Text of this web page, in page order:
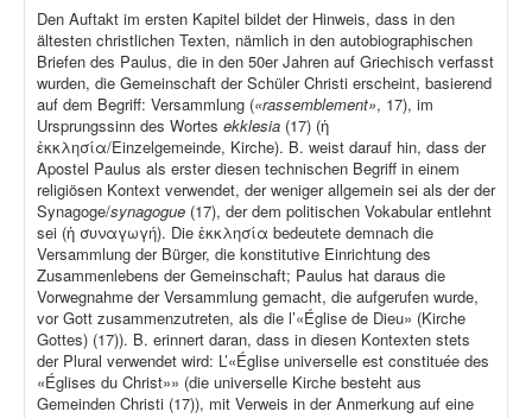
Den Auftakt im ersten Kapitel bildet der Hinweis, dass in den
ältesten christlichen Texten, nämlich in den autobiographischen
Briefen des Paulus, die in den 50er Jahren auf Griechisch verfasst
wurden, die Gemeinschaft der Schüler Christi erscheint, basierend
auf dem Begriff: Versammlung («rassemblement», 17), im
Ursprungssinn des Wortes ekklesia (17) (ἡ
ἐκκλησία/Einzelgemeinde, Kirche). B. weist darauf hin, dass der
Apostel Paulus als erster diesen technischen Begriff in einem
religiösen Kontext verwendet, der weniger allgemein sei als der der
Synagoge/synagogue (17), der dem politischen Vokabular entlehnt
sei (ἡ συναγωγή). Die ἐκκλησία bedeutete demnach die
Versammlung der Bürger, die konstitutive Einrichtung des
Zusammenlebens der Gemeinschaft; Paulus hat daraus die
Vorwegnahme der Versammlung gemacht, die aufgerufen wurde,
vor Gott zusammenzutreten, als die l’«Église de Dieu» (Kirche
Gottes) (17)). B. erinnert daran, dass in diesen Kontexten stets
der Plural verwendet wird: L’«Église universelle est constituée des
«Églises du Christ»» (die universelle Kirche besteht aus
Gemeinden Christi (17)), mit Verweis in der Anmerkung auf eine